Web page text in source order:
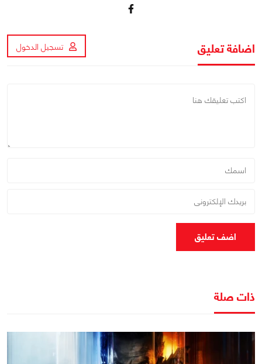
اضافة تعليق تسجيل الدخول
اضف تعليق
ذات صلة